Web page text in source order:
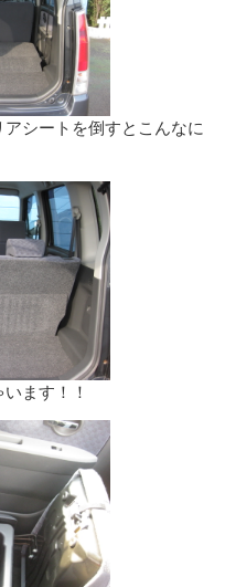
シートを倒すとこんなに
ます！！